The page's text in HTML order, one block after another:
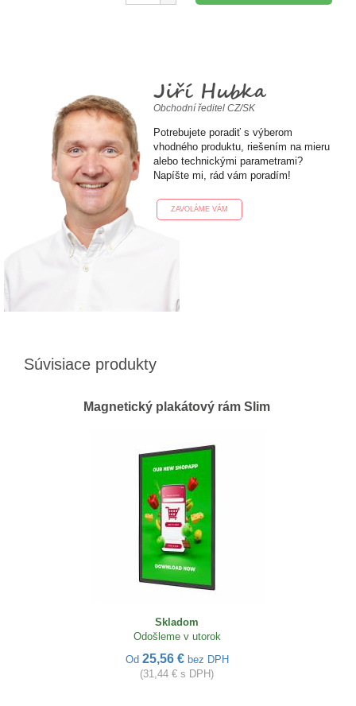
Jiří Hubka
Obchodní ředitel CZ/SK
Potrebujete poradiť s výberom
vhodného produktu, riešením na mieru
alebo technickými parametrami?
Napíšte mi, rád vám poradím!
ZAVOLÁME VÁM
Súvisiace produkty
Magnetický plakátový rám Slim
Skladom
Odošleme v utorok
Od 25,56 € bez DPH
(31,44 € s DPH)